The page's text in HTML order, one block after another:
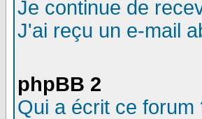
Je continue de
J'ai reçu un e-mail
phpBB 2
Qui a écrit ce forum